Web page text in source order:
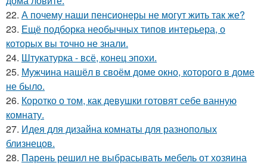
22. А почему наши пенсионеры не могут жить так же?
23. Ещё подборка необычных типов интерьера, о
которых вы точно не знали.
24. Штукатурка - всё, конец эпохи.
25. Мужчина нашёл в своём доме окно, которого в доме
не было.
26. Коротко о том, как девушки готовят себе ванную
комнату.
27. Идея для дизайна комнаты для разнополых
близнецов.
28. Парень решил не выбрасывать мебель от хозяина